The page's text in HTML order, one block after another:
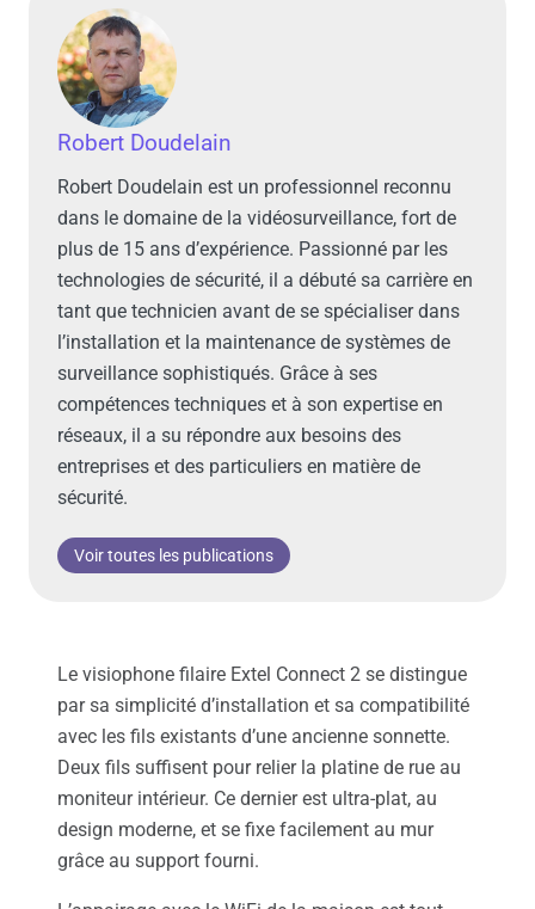
Robert Doudelain
Robert Doudelain est un professionnel reconnu
dans le domaine de la vidéosurveillance, fort de
plus de 15 ans d’expérience. Passionné par les
technologies de sécurité, il a débuté sa carrière en
tant que technicien avant de se spécialiser dans
l’installation et la maintenance de systèmes de
surveillance sophistiqués. Grâce à ses
compétences techniques et à son expertise en
réseaux, il a su répondre aux besoins des
entreprises et des particuliers en matière de
sécurité.
Voir toutes les publications
Le visiophone filaire Extel Connect 2 se distingue
par sa simplicité d’installation et sa compatibilité
avec les fils existants d’une ancienne sonnette.
Deux fils suffisent pour relier la platine de rue au
moniteur intérieur. Ce dernier est ultra-plat, au
design moderne, et se fixe facilement au mur
grâce au support fourni.